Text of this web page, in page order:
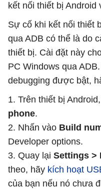
kết nối thiết bị Android
Sự cố khi kết nối thiết
qua ADB có thể là do
thiết bị. Cài đặt này
PC Windows qua
debugging được bật,
1. Trên thiết bị
phone.
2. Nhấn vào Build
Developer options.
3. Quay lại Settings >
theo, hãy kích hoạt
của bạn nếu nó chưa